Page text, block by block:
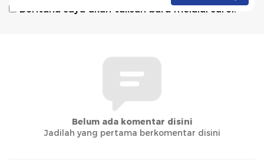
Beritahu saya akan tulisan baru melalui surel.
Belum ada komentar disini
Jadilah yang pertama berkomentar disini